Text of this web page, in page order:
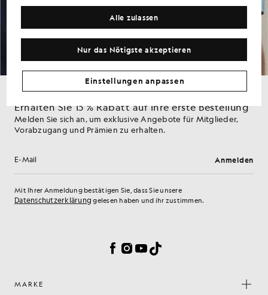
Neuigkeiten zur Marke. Sie können sich jederzeit abmelden, indem Sie auf den Link
in den E-Mails klicken oder sich an unseren Kundenservice wenden. Weitere
Erhalten Sie 15 % Rabatt auf Ihre erste Bestellung
Melden Sie sich an, um exklusive Angebote für Mitglieder,
Vorabzugang und Prämien zu erhalten.
E-Mail-Adresse Anmelden
Mit Ihrer Anmeldung bestätigen Sie, dass Sie unsere
Datenschutzerklärung gelesen haben und ihr zustimmen.
Facebook
Instagram
YouTube
TikTok
MARKE
Nur das Nötigste akzeptieren
Alle zulassen
Einstellungen anpassen